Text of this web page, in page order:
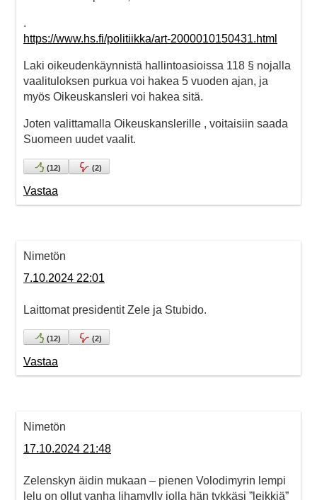
.
https://www.hs.fi/politiikka/art-2000010150431.html
Laki oikeudenkäynnistä hallintoasioissa 118 § nojalla
vaalituloksen purkua voi hakea 5 vuoden ajan, ja
myös Oikeuskansleri voi hakea sitä.
Joten valittamalla Oikeuskanslerille , voitaisiin saada
Suomeen uudet vaalit.
(12) (2)
Vastaa
Nimetön
7.10.2024 22:01
Laittomat presidentit Zele ja Stubido.
(12) (2)
Vastaa
Nimetön
17.10.2024 21:48
Zelenskyn äidin mukaan – pienen Volodimyrin lempi
lelu on ollut vanha lihamylly jolla hän tykkäsi ”leikkiä”